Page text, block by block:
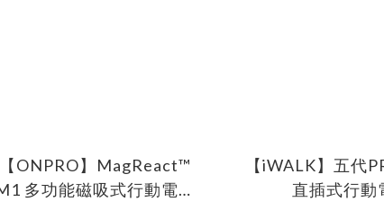
【ONPRO】MagReact™
多功能磁吸式行動電源
【iWALK】五代
直插式行動